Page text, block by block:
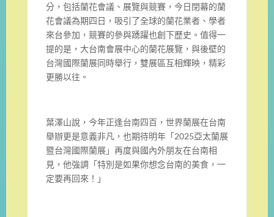
分，包括蘭花會議、展覽與競賽，今日閉幕的蘭
花會議為期四日，吸引了全球的蘭花業者、學者
來台參加，競賽的參與踴躍也創下歷史。值得一
提的是，大台南會展中心的蘭花展覽，與後壁的
台灣國際蘭展同時舉行，雙展區互相輝映，精彩
更勝以往。
葉澤山說，今年正逢台南四百，世界蘭展在台南
舉辦更是意義非凡，也期待明年「2025亞太蘭展
暨台灣國際蘭展」再度與國內外朋友在台南相
見，他強調「特別是如果你想念台南的美食，一
定要再回來！」